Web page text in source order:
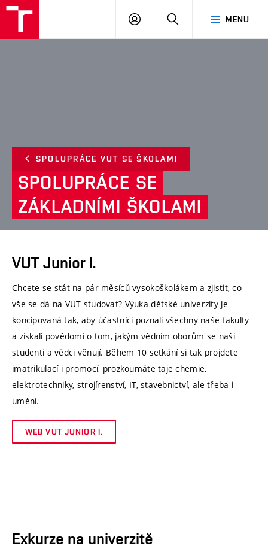
MENU
PŘIHLÁSIT
SPOLUPRÁCE VUT SE ŠKOLAMI
SPOLUPRÁCE SE
ZÁKLADNÍMI ŠKOLAMI
VUT Junior I.
Chcete se stát na pár měsíců vysokoškolákem a zjistit, co
vše se dá na VUT studovat? Výuka dětské univerzity je
koncipovaná tak, aby účastníci poznali všechny naše fakulty
a získali povědomí o tom, jakým vědním oborům se naši
studenti a vědci věnují. Během 10 setkání si tak projdete
imatrikulací i promocí, prozkoumáte taje chemie,
elektrotechniky, strojírenství, IT, stavebnictví, ale třeba i
umění.
WEB VUT JUNIOR I.
Exkurze na univerzitě